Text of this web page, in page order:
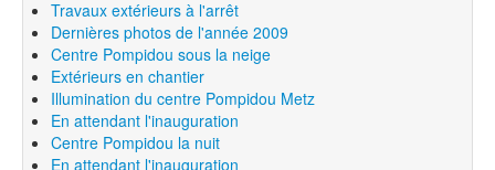
Travaux extérieurs à l'arrêt
Dernières photos de l'année 2009
Centre Pompidou sous la neige
Extérieurs en chantier
Illumination du centre Pompidou Metz
En attendant l'inauguration
Centre Pompidou la nuit
En attendant l'inauguration